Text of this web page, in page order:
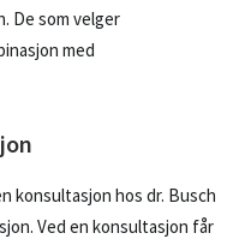
De som velger
med
konsultasjon hos dr. Busch
Ved en konsultasjon får